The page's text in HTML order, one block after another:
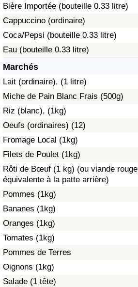
Bière Importée (bouteille 0.33 litre)
Cappuccino (ordinaire)
Coca/Pepsi (bouteille 0.33 litre)
Eau (bouteille 0.33 litre)
Marchés
Lait (ordinaire), (1 litre)
Miche de Pain Blanc Frais (500g)
Riz (blanc), (1kg)
Oeufs (ordinaires) (12)
Fromage Local (1kg)
Filets de Poulet (1kg)
Rôti de Bœuf (1 kg) (ou viande rouge
équivalente à la patte arrière)
Pommes (1kg)
Bananes (1kg)
Oranges (1kg)
Tomates (1kg)
Pommes de Terres
Oignons (1kg)
Salade (1 tête)
Indice de Criminalité (Actuel)
Indice de Criminalité
Indice de criminalité par pays
Soins de santé
Indice des soins de santé (Actuel)
Indice des soins de santé
Indice des soins de santé par Pays
Pollution
Indice de pollution
Indice de Pollution par Pays
Trafic